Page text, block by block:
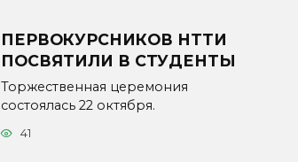
ПЕРВОКУРСНИКОВ НТТИ
ПОСВЯТИЛИ В СТУДЕНТЫ
Торжественная церемония
состоялась 22 октября.
41